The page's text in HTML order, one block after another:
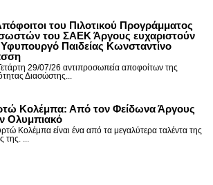
του Πιλοτικού Προγράμματος
του ΣΑΕΚ Άργους ευχαριστούν
Παιδείας Κωνσταντίνο
29/07/26 αντιπροσωπεία αποφοίτων της
Διασώστης...
Κολέμπα: Από τον Φείδωνα Άργους
Ολυμπιακό
Κολέμπα είναι ένα από τα μεγαλύτερα ταλέντα της
της. ...